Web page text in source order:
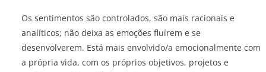
Os sentimentos são controlados, são mais racionais e
analíticos; não deixa as emoções fluírem e se
desenvolverem. Está mais envolvido/a emocionalmente com
a própria vida, com os próprios objetivos, projetos e